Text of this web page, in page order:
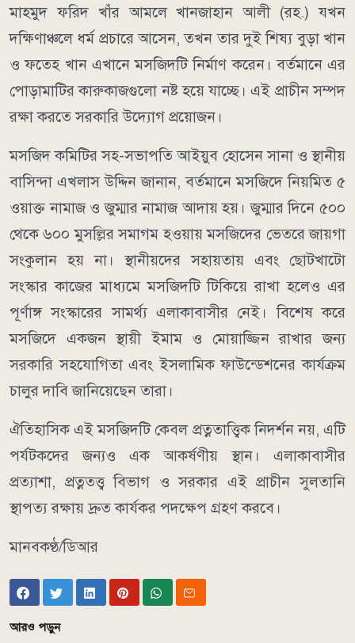
মাহমুদ ফরিদ খাঁর আমলে খানজাহান আলী (রহ.) যখন
দক্ষিণাঞ্চলে ধর্ম প্রচারে আসেন, তখন তার দুই শিষ্য বুড়া খান
ও ফতেহ খান এখানে মসজিদটি নির্মাণ করেন। বর্তমানে এর
পোড়ামাটির কারুকাজগুলো নষ্ট হয়ে যাচ্ছে। এই প্রাচীন সম্পদ
রক্ষা করতে সরকারি উদ্যোগ প্রয়োজন।
মসজিদ কমিটির সহ-সভাপতি আইয়ুব হোসেন সানা ও স্থানীয়
বাসিন্দা এখলাস উদ্দিন জানান, বর্তমানে মসজিদে নিয়মিত ৫
ওয়াক্ত নামাজ ও জুম্মার নামাজ আদায় হয়। জুম্মার দিনে ৫০০
থেকে ৬০০ মুসল্লির সমাগম হওয়ায় মসজিদের ভেতরে জায়গা
সংকুলান হয় না। স্থানীয়দের সহায়তায় এবং ছোটখাটো
সংস্কার কাজের মাধ্যমে মসজিদটি টিকিয়ে রাখা হলেও এর
পূর্ণাঙ্গ সংস্কারের সামর্থ্য এলাকাবাসীর নেই। বিশেষ করে
মসজিদে একজন স্থায়ী ইমাম ও মোয়াজ্জিন রাখার জন্য
সরকারি সহযোগিতা এবং ইসলামিক ফাউন্ডেশনের কার্যক্রম
চালুর দাবি জানিয়েছেন তারা।
ঐতিহাসিক এই মসজিদটি কেবল প্রত্নতাত্ত্বিক নিদর্শন নয়, এটি
পর্যটকদের জন্যও এক আকর্ষণীয় স্থান। এলাকাবাসীর
প্রত্যাশা, প্রত্নতত্ত্ব বিভাগ ও সরকার এই প্রাচীন সুলতানি
স্থাপত্য রক্ষায় দ্রুত কার্যকর পদক্ষেপ গ্রহণ করবে।
মানবকণ্ঠ/ডিআর
আরও পড়ুন